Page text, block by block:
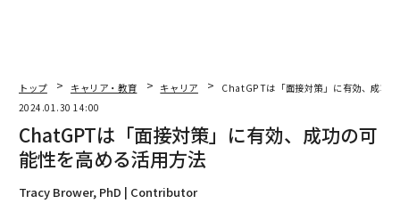
トップ キャリア・教育 キャリア
ChatGPTは「面接対策」に有効、成功
2024.01.30 14:00
ChatGPTは「面接対策」に有効、成功の可
能性を高める活用方法
Tracy Brower, PhD | Contributor